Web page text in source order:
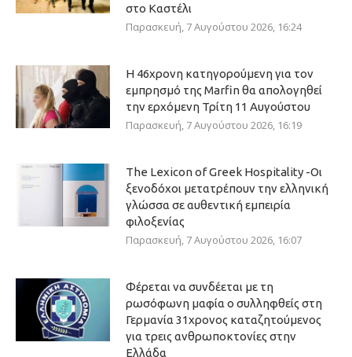
στο Καστέλι
Παρασκευή, 7 Αυγούστου 2026, 16:24
Η 46χρονη κατηγορούμενη για τον
εμπρησμό της Marfin θα απολογηθεί
την ερχόμενη Τρίτη 11 Αυγούστου
Παρασκευή, 7 Αυγούστου 2026, 16:19
The Lexicon of Greek Hospitality -Οι
ξενοδόχοι μετατρέπουν την ελληνική
γλώσσα σε αυθεντική εμπειρία
φιλοξενίας
Παρασκευή, 7 Αυγούστου 2026, 16:07
Φέρεται να συνδέεται με τη
ρωσόφωνη μαφία ο συλληφθείς στη
Γερμανία 31χρονος καταζητούμενος
για τρεις ανθρωποκτονίες στην
Ελλάδα